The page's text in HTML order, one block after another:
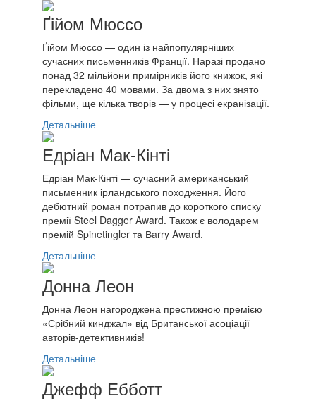
Ґійом Мюссо
Ґійом Мюссо — один із найпопулярніших
сучасних письменників Франції. Наразі продано
понад 32 мільйони примірників його книжок, які
перекладено 40 мовами. За двома з них знято
фільми, ще кілька творів — у процесі екранізації.
Детальніше
Едріан Мак-Кінті
Едріан Мак-Кінті — сучасний американський
письменник ірландського походження. Його
дебютний роман потрапив до короткого списку
премії Steel Dagger Award. Також є володарем
премій Spinetingler та Вarry Award.
Детальніше
Донна Леон
Донна Леон нагороджена престижною премією
«Срібний кинджал» від Британської асоціації
авторів-детективників!
Детальніше
Джефф Ебботт